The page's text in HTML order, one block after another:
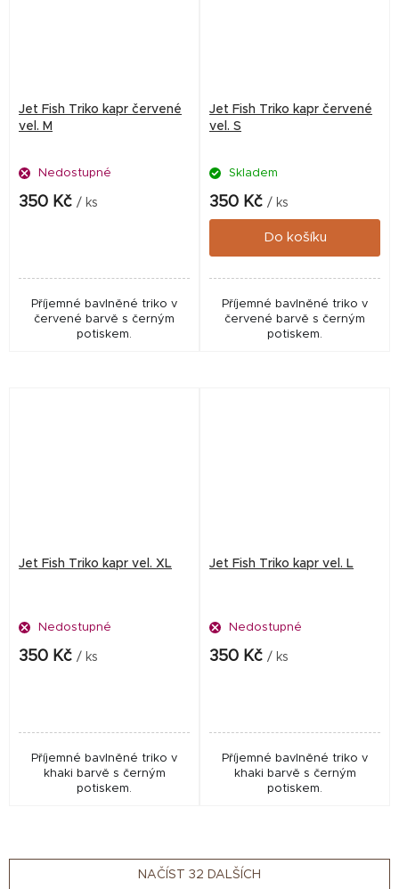
Jet Fish Triko kapr červené
vel. M
Nedostupné
350 Kč / ks
Příjemné bavlněné triko v
červené barvě s černým
potiskem.
Jet Fish Triko kapr červené
vel. S
Skladem
350 Kč / ks
Do košíku
Příjemné bavlněné triko v
červené barvě s černým
potiskem.
Jet Fish Triko kapr vel. XL
Nedostupné
350 Kč / ks
Příjemné bavlněné triko v
khaki barvě s černým
potiskem.
Jet Fish Triko kapr vel. L
Nedostupné
350 Kč / ks
Příjemné bavlněné triko v
khaki barvě s černým
potiskem.
NAČÍST 32 DALŠÍCH